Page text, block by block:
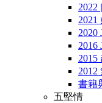
2021
2020
2016
2015
書籍
五堅情